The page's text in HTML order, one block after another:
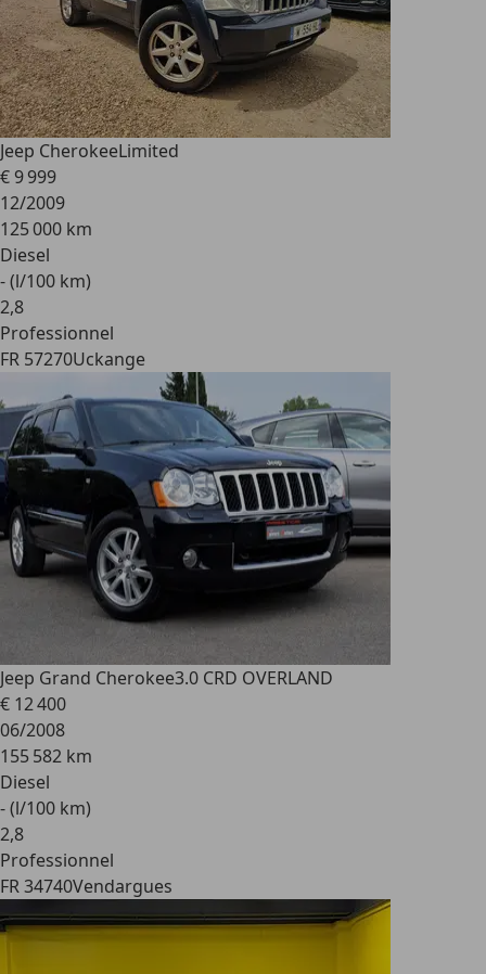
Jeep CherokeeLimited
€ 9 999
12/2009
125 000 km
Diesel
- (l/100 km)
2,8
Professionnel
FR 57270Uckange
Jeep Grand Cherokee3.0 CRD OVERLAND
€ 12 400
06/2008
155 582 km
Diesel
- (l/100 km)
2,8
Professionnel
FR 34740Vendargues